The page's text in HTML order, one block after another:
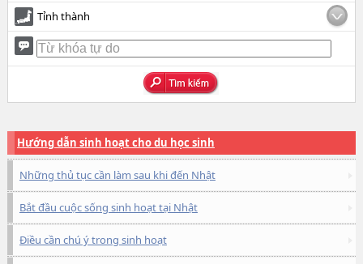
Tỉnh thành
Hướng dẫn sinh hoạt cho du học sinh
Những thủ tục cần làm sau khi đến Nhật
Bắt đầu cuộc sống sinh hoạt tại Nhật
Điều cần chú ý trong sinh hoạt